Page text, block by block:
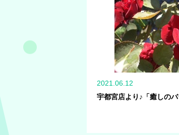
2021.06.12
宇都宮店より♪「癒しの